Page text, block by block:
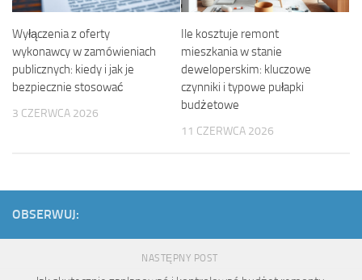
Wyłączenia z oferty
wykonawcy w zamówieniach
publicznych: kiedy i jak je
bezpiecznie stosować
3 CZERWCA 2026
Ile kosztuje remont
mieszkania w stanie
deweloperskim: kluczowe
czynniki i typowe pułapki
budżetowe
11 CZERWCA 2026
OBSERWUJ:
NASTĘPNY POST